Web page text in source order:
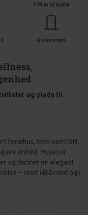
179 m til butik
6 soverum
og plads til
feriehus, hvor komfort,
enhed. Huset er
og danner en elegant
– midt i Blåvand og i